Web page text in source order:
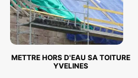
METTRE HORS D'EAU SA TOITURE
YVELINES